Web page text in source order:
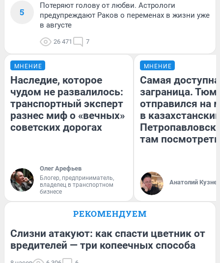
5
Потеряют голову от любви. Астрологи
предупреждают Раков о переменах в жизни уже
в августе
26 471 7
МНЕНИЕ
Наследие, которое
чудом не развалилось:
транспортный эксперт
разнес миф о «вечных»
советских дорогах
Олег Арефьев
Блогер, предприниматель,
владелец в транспортном
бизнесе
МНЕНИЕ
Самая
заграница.
отправился на
в
там посмотреть
Анатолий
РЕКОМЕНДУЕМ
Слизни атакуют: как спасти цветник от
вредителей — три копеечных способа